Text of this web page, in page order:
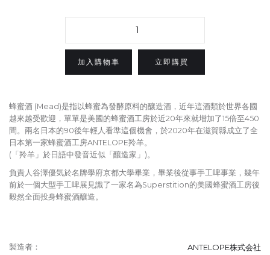
立即購買
蜂蜜酒 (Mead)是指以蜂蜜為發酵原料的釀造酒，近年這酒類於世界各國
越來越受歡迎，單單是美國的蜂蜜酒工房於近20年來就增加了15倍至450
間。兩名日本的90後年輕人看準這個機會，於2020年在滋賀縣成立了全
日本第一家蜂蜜酒工房ANTELOPE羚羊。
(「羚羊」於日語中發音近似「釀造家」)。
負責人谷澤優気於名牌學府京都大學畢業，畢業後從事手工啤事業，幾年
前於一個大型手工啤展見識了一家名為Superstition的美國蜂蜜酒工房後
毅然全面投身蜂蜜酒釀造。
製造者： ANTELOPE株式会社